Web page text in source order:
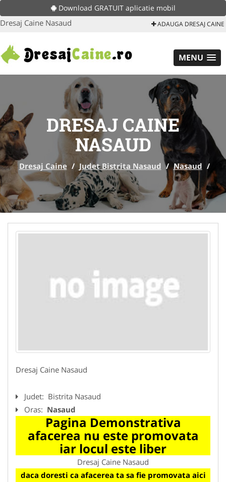
Download GRATUIT aplicatie mobil
Dresaj Caine Nasaud ADAUGA DRESAJ CAINE
MENU
DRESAJ CAINE
NASAUD
Dresaj Caine / Judet Bistrita Nasaud / Nasaud /
Dresaj Caine Nasaud
Judet: Bistrita Nasaud
Oras: Nasaud
Pagina Demonstrativa
afacerea nu este promovata
iar locul este liber
Dresaj Caine Nasaud
daca doresti ca afacerea ta sa fie promovata aici